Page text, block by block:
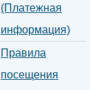
(Платежная
информация)
Правила
посещения